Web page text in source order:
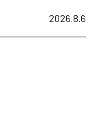
2026.8.6